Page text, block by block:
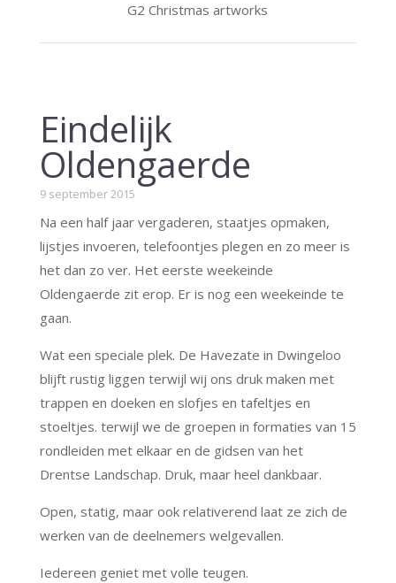
G2 Christmas artworks
Eindelijk
Oldengaerde
9 september 2015
Na een half jaar vergaderen, staatjes opmaken,
lijstjes invoeren, telefoontjes plegen en zo meer is
het dan zo ver. Het eerste weekeinde
Oldengaerde zit erop. Er is nog een weekeinde te
gaan.
Wat een speciale plek. De Havezate in Dwingeloo
blijft rustig liggen terwijl wij ons druk maken met
trappen en doeken en slofjes en tafeltjes en
stoeltjes. terwijl we de groepen in formaties van 15
rondleiden met elkaar en de gidsen van het
Drentse Landschap. Druk, maar heel dankbaar.
Open, statig, maar ook relativerend laat ze zich de
werken van de deelnemers welgevallen.
Iedereen geniet met volle teugen.